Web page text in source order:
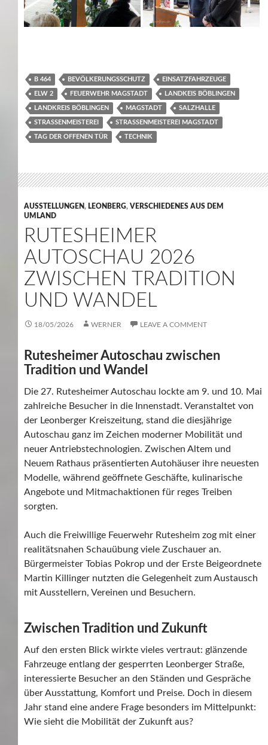
B 464 BEVÖLKERUNGSSCHUTZ EINSATZFAHRZEUGE
ELW 2 FEUERWEHR MAGSTADT LANDKEIS BÖBLINGEN
LANDKREIS BÖBLINGEN MAGSTADT SALZHALLE
STRASSENMEISTEREI STRASSENMEISTEREI MAGSTADT
TAG DER OFFENEN TÜR TECHNIK
AUSSTELLUNGEN, LEONBERG, VERSCHIEDENES AUS DEM
UMLAND
RUTESHEIMER
AUTOSCHAU 2026
ZWISCHEN TRADITION
UND WANDEL
18/05/2026 WERNER LEAVE A COMMENT
Rutesheimer Autoschau zwischen
Tradition und Wandel
Die 27. Rutesheimer Autoschau lockte am 9. und 10. Mai
zahlreiche Besucher in die Innenstadt. Veranstaltet von
der Leonberger Kreiszeitung, stand die diesjährige
Autoschau ganz im Zeichen moderner Mobilität und
neuer Antriebstechnologien. Zwischen Altem und
Neuem Rathaus präsentierten Autohäuser ihre neuesten
Modelle, während geöffnete Geschäfte, kulinarische
Angebote und Mitmachaktionen für reges Treiben
sorgten.
Auch die Freiwillige Feuerwehr Rutesheim zog mit einer
realitätsnahen Schauübung viele Zuschauer an.
Bürgermeister Tobias Pokrop und der Erste Beigeordnete
Martin Killinger nutzten die Gelegenheit zum Austausch
mit Ausstellern, Vereinen und Besuchern.
Zwischen Tradition und Zukunft
Auf den ersten Blick wirkte vieles vertraut: glänzende
Fahrzeuge entlang der gesperrten Leonberger Straße,
interessierte Besucher an den Ständen und Gespräche
über Ausstattung, Komfort und Preise. Doch in diesem
Jahr stand eine andere Frage besonders im Mittelpunkt:
Wie sieht die Mobilität der Zukunft aus?